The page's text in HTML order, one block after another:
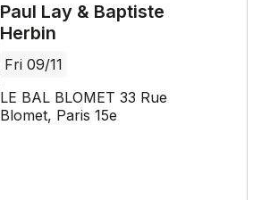
Paul Lay & Baptiste
Herbin
Fri 09/11
LE BAL BLOMET 33 Rue
Blomet, Paris 15e